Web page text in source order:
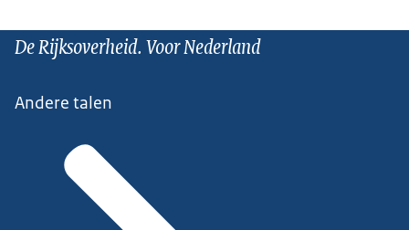
De Rijksoverheid. Voor Nederland
Andere talen